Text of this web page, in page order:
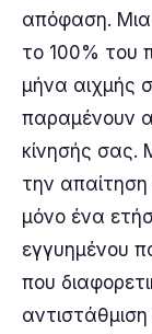
απόφαση. Μια
το 100% του
μήνα αιχμής
παραμένουν
κίνησής σας.
την απαίτηση
μόνο ένα
εγγυημένου
που
αντιστάθμιση